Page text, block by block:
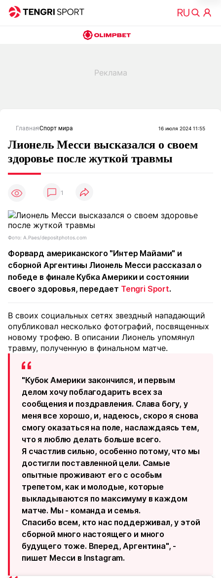
ГлавнаяСпорт мира 16 июля 2024 11:55
Лионель Месси высказался о своем
здоровье после жуткой травмы
1
Фото: A.Paes/depositphotos.com
Форвард американского "Интер Майами" и
сборной Аргентины Лионель Месси рассказал о
победе в финале Кубка Америки и состоянии
своего здоровья, передает Tengri Sport.
В своих социальных сетях звездный нападающий
опубликовал несколько фотографий, посвященных
новому трофею. В описании Лионель упомянул
травму, полученную в финальном матче.
"Кубок Америки закончился, и первым
делом хочу поблагодарить всех за
сообщения и поздравления. Слава богу, у
меня все хорошо, и, надеюсь, скоро я снова
смогу оказаться на поле, наслаждаясь тем,
что я люблю делать больше всего.
Я счастлив сильно, особенно потому, что мы
достигли поставленной цели. Самые
опытные проживают его с особым
трепетом, как и молодые, которые
выкладываются по максимуму в каждом
матче. Мы - команда и семья.
Спасибо всем, кто нас поддерживал, у этой
сборной много настоящего и много
будущего тоже. Вперед, Аргентина", -
пишет Месси в Instagram.